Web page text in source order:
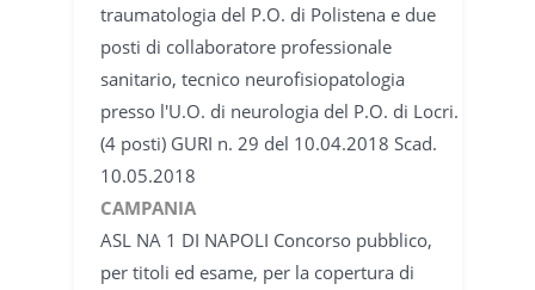
traumatologia del P.O. di Polistena e due
posti di collaboratore professionale
sanitario, tecnico neurofisiopatologia
presso l'U.O. di neurologia del P.O. di Locri.
(4 posti) GURI n. 29 del 10.04.2018 Scad.
10.05.2018
CAMPANIA
ASL NA 1 DI NAPOLI Concorso pubblico,
per titoli ed esame, per la copertura di